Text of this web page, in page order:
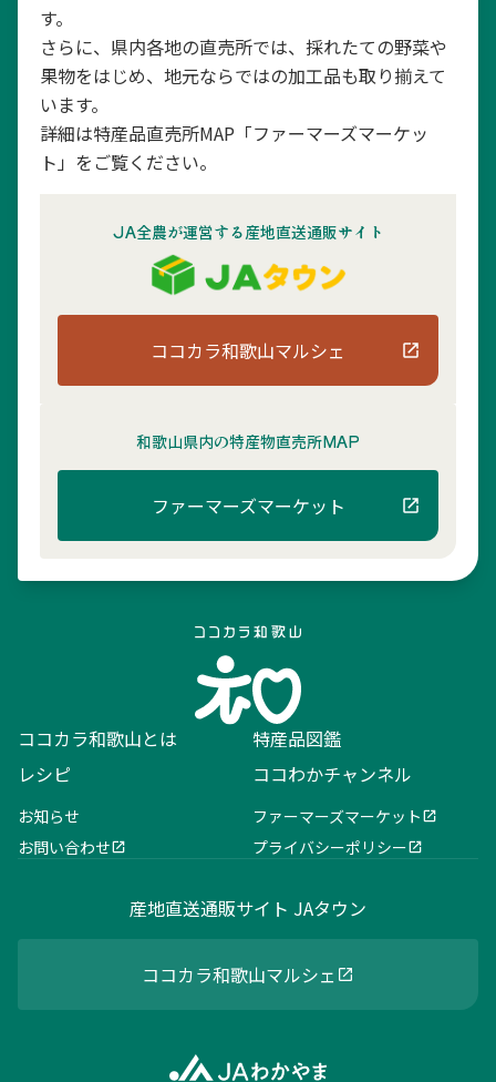
す。
さらに、県内各地の直売所では、採れたての野菜や
果物をはじめ、地元ならではの加工品も取り揃えて
います。
詳細は特産品直売所MAP「ファーマーズマーケッ
ト」をご覧ください。
JA全農が運営する産地直送通販サイト
ココカラ和歌山マルシェ
和歌山県内の特産物直売所MAP
ファーマーズマーケット
ココカラ和歌山とは
特産品図鑑
レシピ
ココわかチャンネル
お知らせ
ファーマーズマーケット
お問い合わせ
プライバシーポリシー
産地直送通販サイト JAタウン
ココカラ和歌山マルシェ